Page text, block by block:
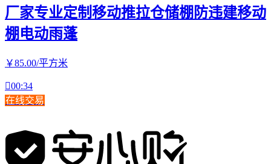
厂家专业定制移动推拉仓储棚防违建移动
棚电动雨蓬
￥85.00/平方米
00:34
在线交易